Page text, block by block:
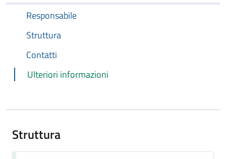
Responsabile
Struttura
Contatti
Ulteriori informazioni
Struttura